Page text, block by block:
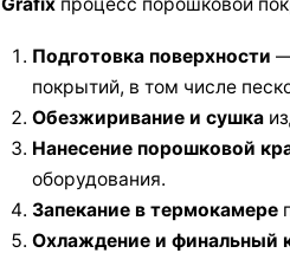
Grafix процесс порошковой
Подготовка поверхности
покрытий, в том числе
Обезжиривание и сушка
Нанесение порошковой
оборудования.
Запекание в термокамере
Охлаждение и финальный